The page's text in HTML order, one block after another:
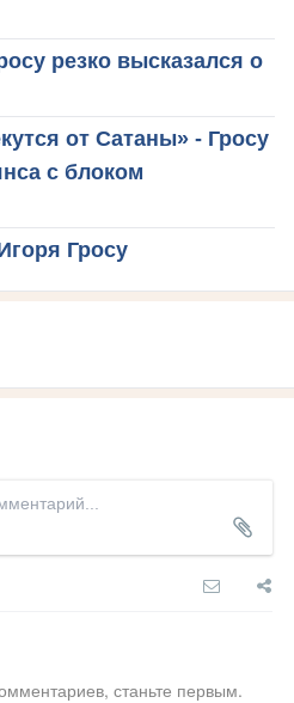
резко высказался о
от Сатаны» - Гросу
с блоком
Гросу
станьте первым.